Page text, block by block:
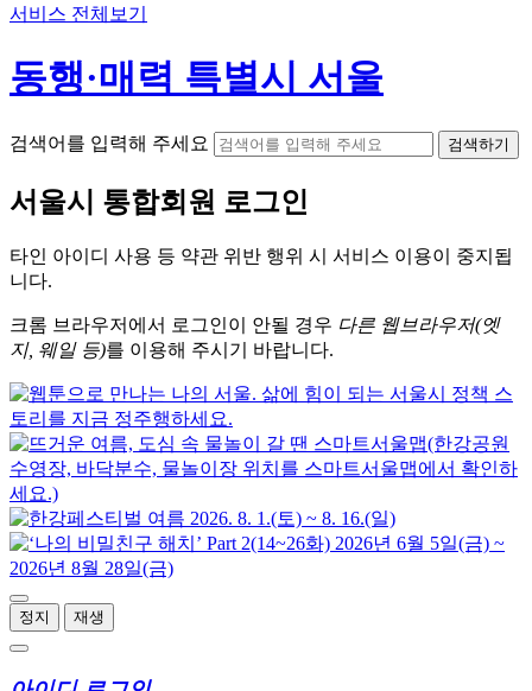
서비스 전체보기
동행·매력 특별시 서울
검색어를 입력해 주세요 검색하기
서울시 통합회원 로그인
타인 아이디 사용 등 약관 위반 행위 시 서비스 이용이 중지됩
니다.
크롬 브라우저에서 로그인이 안될 경우 다른 웹브라우저(엣
지, 웨일 등)를 이용해 주시기 바랍니다.
정지 재생